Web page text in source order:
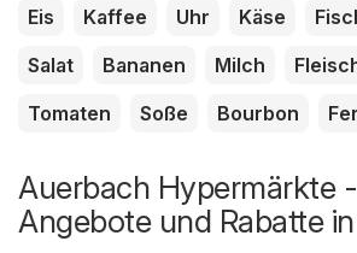
Eis Kaffee Uhr Käse
Salat
Bananen Milch
Tomaten
Soße Bourbon
Auerbach Hypermärkte
Angebote und Rabatte